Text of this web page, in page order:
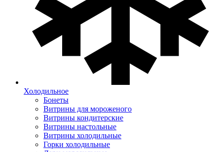
Холодильное
Бонеты
Витрины для мороженого
Витрины кондитерские
Витрины настольные
Витрины холодильные
Горки холодильные